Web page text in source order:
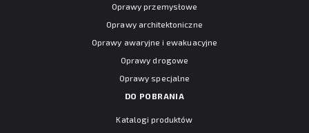
Oprawy przemysłowe
Oprawy architektoniczne
Oprawy awaryjne i ewakuacyjne
Oprawy drogowe
Oprawy specjalne
DO POBRANIA
Katalogi produktów